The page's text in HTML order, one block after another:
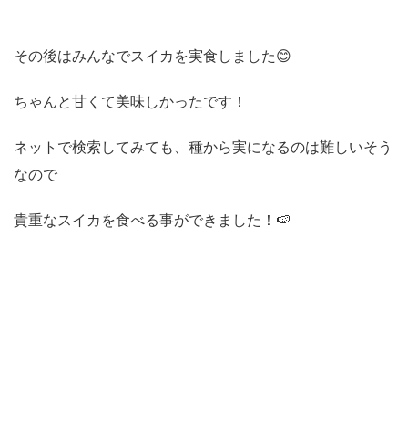
その後はみんなでスイカを実食しました😊
ちゃんと甘くて美味しかったです！
ネットで検索してみても、種から実になるのは難しいそう
なので
貴重なスイカを食べる事ができました！🍉